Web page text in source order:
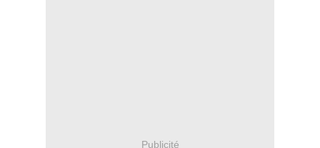
Publicité